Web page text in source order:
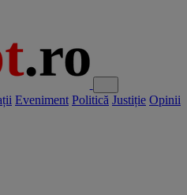
Eveniment Politică Justiție Opinii